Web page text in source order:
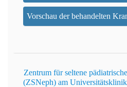
Vorschau der behandelten
Zentrum für seltene
(ZSNeph) am